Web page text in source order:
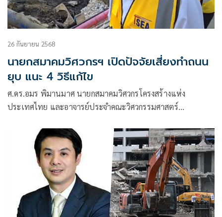
26 กันยายน 2568
นายกสมาคมวิศวกรฯ เปิดปัจจัยเสี่ยงทำถนน
ยุบ แนะ 4 วิธีแก้ไข
ศ.ดร.อมร พิมานมาศ นายกสมาคมวิศวกรโครงสร้างแห่ง
ประเทศไทย และอาจารย์ประจำคณะวิศวกรรมศาสตร์